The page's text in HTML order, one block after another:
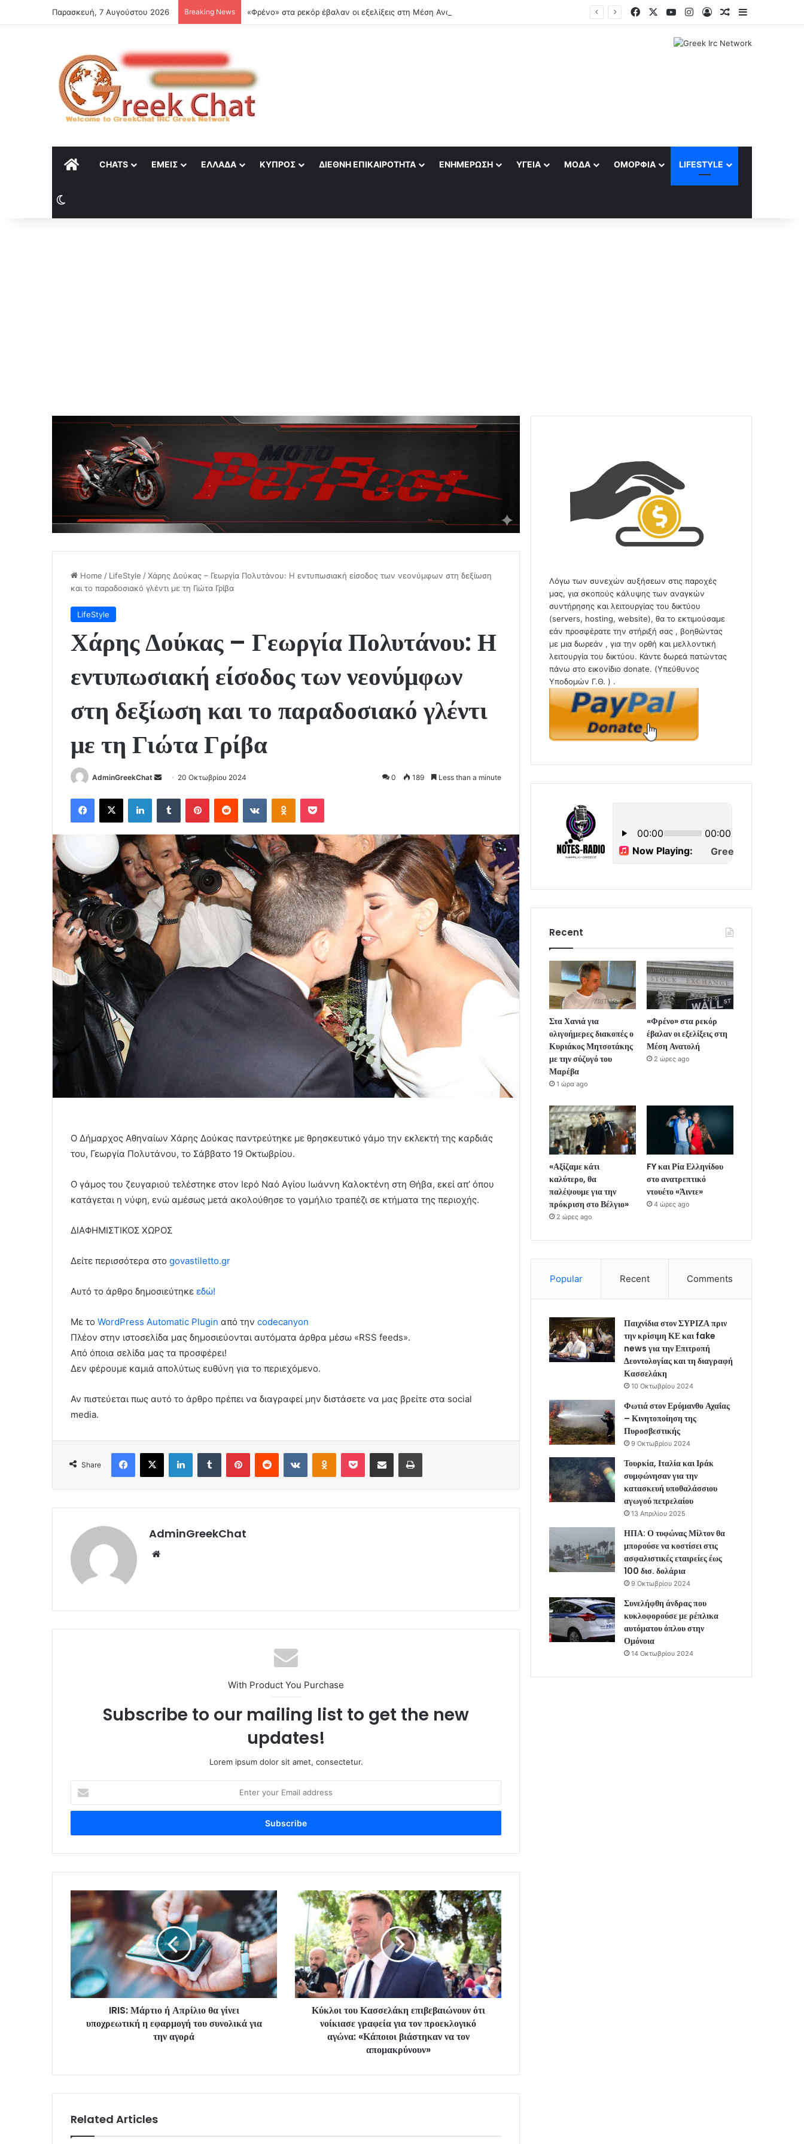
Παρασκευή, 7 Αυγούστου 2026 Breaking News «Φρένο» στα ρεκόρ έβαλαν οι εξελίξεις στη Μέση Ανατολή FacebookYouTubeInstagram
Log InRandom Article
Sidebar
ΑΡΧΙΚΉCHATS ΕΜΕΊΣ ΕΛΛΆΔΑ ΚΎΠΡΟΣ ΔΙΕΘΝΉ ΕΠΙΚΑΙΡΌΤΗΤΑ ΕΝΗΜΈΡΩΣΗ ΥΓΕΊΑ ΜΌΔΑ ΟΜΟΡΦΙΆ LIFESTYLE
Home / LifeStyle /Χάρης Δούκας – Γεωργία Πολυτάνου: Η εντυπωσιακή είσοδος των νεονύμφων στη δεξίωση
και το παραδοσιακό γλέντι με τη Γιώτα Γρίβα
LifeStyle
Χάρης Δούκας – Γεωργία Πολυτάνου: Η
εντυπωσιακή είσοδος των νεονύμφων
στη δεξίωση και το παραδοσιακό γλέντι
με τη Γιώτα Γρίβα
AdminGreekChat
Send
email
20 Οκτωβρίου 2024 0 189 Less than a minute
Facebook
X LinkedInTumblr PinterestReddit VKontakteOdnoklassniki
Pocket
Ο Δήμαρχος Αθηναίων Χάρης Δούκας παντρεύτηκε με θρησκευτικό γάμο την εκλεκτή της καρδιάς
του, Γεωργία Πολυτάνου, το Σάββατο 19 Οκτωβρίου.
Ο γάμος του ζευγαριού τελέστηκε στον Ιερό Ναό Αγίου Ιωάννη Καλοκτένη στη Θήβα, εκεί απ’ όπου
κατάγεται η νύφη, ενώ αμέσως μετά ακολούθησε το γαμήλιο τραπέζι σε κτήματα της περιοχής.
ΔΙΑΦΗΜΙΣΤΙΚΟΣ ΧΩΡΟΣ
Δείτε περισσότερα στo govastiletto.gr
Αυτό το άρθρο δημοσιεύτηκε εδώ!
Με το WordPress Automatic Plugin από την codecanyon
Πλέον στην ιστοσελίδα μας δημοσιεύονται αυτόματα άρθρα μέσω «RSS feeds».
Από όποια σελίδα μας τα προσφέρει!
Δεν φέρουμε καμιά απολύτως ευθύνη για το περιεχόμενο.
Αν πιστεύεται πως αυτό το άρθρο πρέπει να διαγραφεί μην διστάσετε να μας βρείτε στα social
media.
Share
Facebook
X LinkedInTumblr PinterestReddit VKontakteOdnoklassniki
Pocket Share via Email Print
AdminGreekChat
With Product You Purchase
Subscribe to our mailing list to get the new
updates!
Lorem ipsum dolor sit amet, consectetur.
your
Email
IRIS: Μάρτιο ή Απρίλιο θα γίνει
υποχρεωτική η εφαρμογή του συνολικά για
την αγορά
Κύκλοι του Κασσελάκη επιβεβαιώνουν ότι
νοίκιασε γραφεία για τον προεκλογικό
αγώνα: «Κάποιοι βιάστηκαν να τον
απομακρύνουν»
Related Articles
Λόγω των συνεχών αυξήσεων στις παροχές
μας, για σκοπούς κάλυψης των αναγκών
συντήρησης και λειτουργίας του δικτύου
(servers, hosting, website), θα το εκτιμούσαμε
εάν προσφέρατε την στήριξή σας , βοηθώντας
με μια δωρεάν , για την ορθή και μελλοντική
λειτουργία του δικτύου. Κάντε δωρεά πατώντας
πάνω στο εικονίδιο donate. (Υπεύθυνος
Υποδομών Γ.Θ. ) .
Recent
Στα Χανιά για
ολιγοήμερες διακοπές ο
Κυριάκος Μητσοτάκης
με την σύζυγό του
Μαρέβα
1 ώρα ago
«Φρένο» στα ρεκόρ
έβαλαν οι εξελίξεις στη
Μέση Ανατολή
2 ώρες ago
«Αξίζαμε κάτι
καλύτερο, θα
παλέψουμε για την
πρόκριση στο Βέλγιο»
2 ώρες ago
FY και Ρία Ελληνίδου
στο ανατρεπτικό
ντουέτο «Άιντε»
4 ώρες ago
Popular Recent Comments
Παιχνίδια στον ΣΥΡΙΖΑ πριν
την κρίσιμη ΚΕ και fake
news για την Επιτροπή
Δεοντολογίας και τη διαγραφή
Κασσελάκη
10 Οκτωβρίου 2024
Φωτιά στον Ερύμανθο Αχαΐας
– Κινητοποίηση της
Πυροσβεστικής
9 Οκτωβρίου 2024
Τουρκία, Ιταλία και Ιράκ
συμφώνησαν για την
κατασκευή υποθαλάσσιου
αγωγού πετρελαίου
13 Απριλίου 2025
ΗΠΑ: Ο τυφώνας Μίλτον θα
μπορούσε να κοστίσει στις
ασφαλιστικές εταιρείες έως
100 δισ. δολάρια
9 Οκτωβρίου 2024
Συνελήφθη άνδρας που
κυκλοφορούσε με ρέπλικα
αυτόματου όπλου στην
Ομόνοια
14 Οκτωβρίου 2024